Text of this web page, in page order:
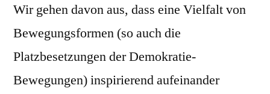
Wir gehen davon aus, dass eine Vielfalt von
Bewegungsformen (so auch die
Platzbesetzungen der Demokratie-
Bewegungen) inspirierend aufeinander